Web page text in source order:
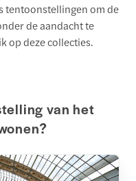
tentoonstellingen om de
de aandacht te
op deze collecties.
van het